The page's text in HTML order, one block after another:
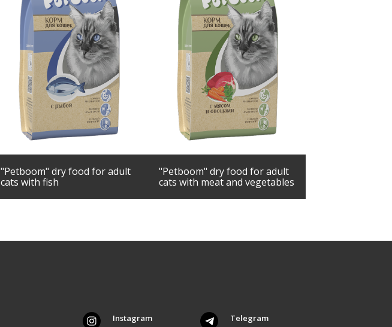
"Petboom" dry food for adult
cats with fish
"Petboom" dry food for adult
cats with meat and vegetables
Instagram Telegram